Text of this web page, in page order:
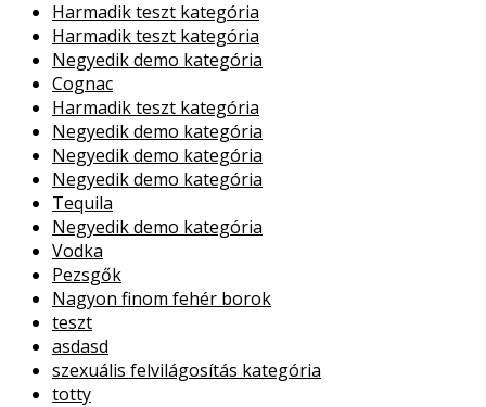
Harmadik teszt kategória
Harmadik teszt kategória
Negyedik demo kategória
Cognac
Harmadik teszt kategória
Negyedik demo kategória
Negyedik demo kategória
Negyedik demo kategória
Tequila
Negyedik demo kategória
Vodka
Pezsgők
Nagyon finom fehér borok
teszt
asdasd
szexuális felvilágosítás kategória
totty